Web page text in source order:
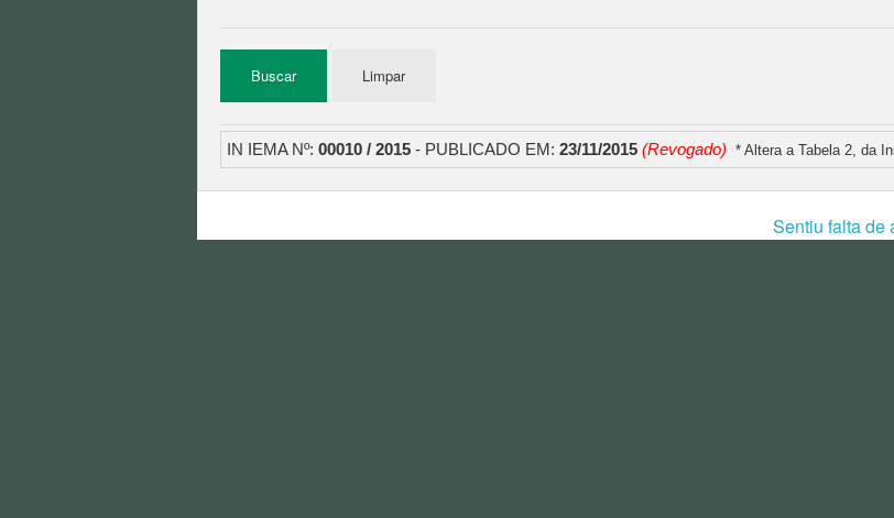
IN IEMA Nº: 00010 / 2015 - PUBLICADO EM: 23/11/2015 (Revogado) * Altera a Tabela 2, da
Sentiu falta de